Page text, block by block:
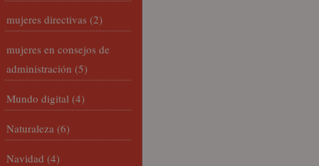
mujeres directivas (2)
mujeres en consejos de
administración (5)
Mundo digital (4)
Naturaleza (6)
Navidad (4)